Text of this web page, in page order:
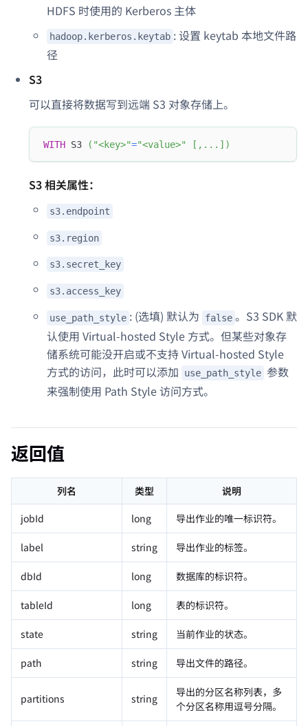
HDFS 时使用的 Kerberos 主体
hadoop.kerberos.keytab : 设置 keytab 本地文件路
径
S3
可以直接将数据写到远端 S3 对象存储上。
WITH S3 ( "<key>"="<value>" [ , . . . ] )
S3 相关属性：
s3.endpoint
s3.region
s3.secret_key
s3.access_key
use_path_style : (选填) 默认为 false 。S3 SDK 默
认使用 Virtual-hosted Style 方式。但某些对象存
储系统可能没开启或不支持 Virtual-hosted Style
方式的访问，此时可以添加
use_path_style 参数
来强制使用 Path Style 访问方式。
返回值
列名 类型
说明
jobId
long 导出作业的唯一标识符。
label string 导出作业的标签。
dbId long 数据库的标识符。
tableId long 表的标识符。
state string 当前作业的状态。
path string 导出文件的路径。
partitions string
导出的分区名称列表，多
个分区名称用逗号分隔。